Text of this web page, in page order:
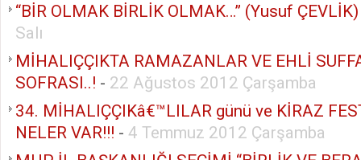
“BİR OLMAK BİRLİK OLMAK…” (Yusuf ÇEVLİK)
Salı
MİHALIÇÇIKTA RAMAZANLAR VE EHLİ
SOFRASI..! - 22 Ağustos 2012 Çarşamba
34. MİHALIÇÇIKâ€™LILAR günü ve KİRAZ
NELER VAR!!! - 4 Temmuz 2012 Çarşamba